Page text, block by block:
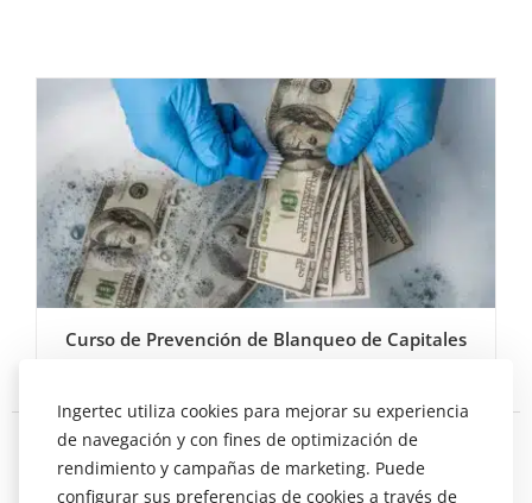
Curso de Prevención de Blanqueo de Capitales
Ingertec utiliza cookies para mejorar su experiencia
de navegación y con fines de optimización de
rendimiento y campañas de marketing. Puede
configurar sus preferencias de cookies a través de